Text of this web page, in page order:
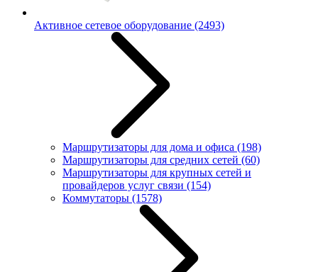
Активное сетевое оборудование (2493)
Маршрутизаторы для дома и офиса (198)
Маршрутизаторы для средних сетей (60)
Маршрутизаторы для крупных сетей и
провайдеров услуг связи (154)
Коммутаторы (1578)